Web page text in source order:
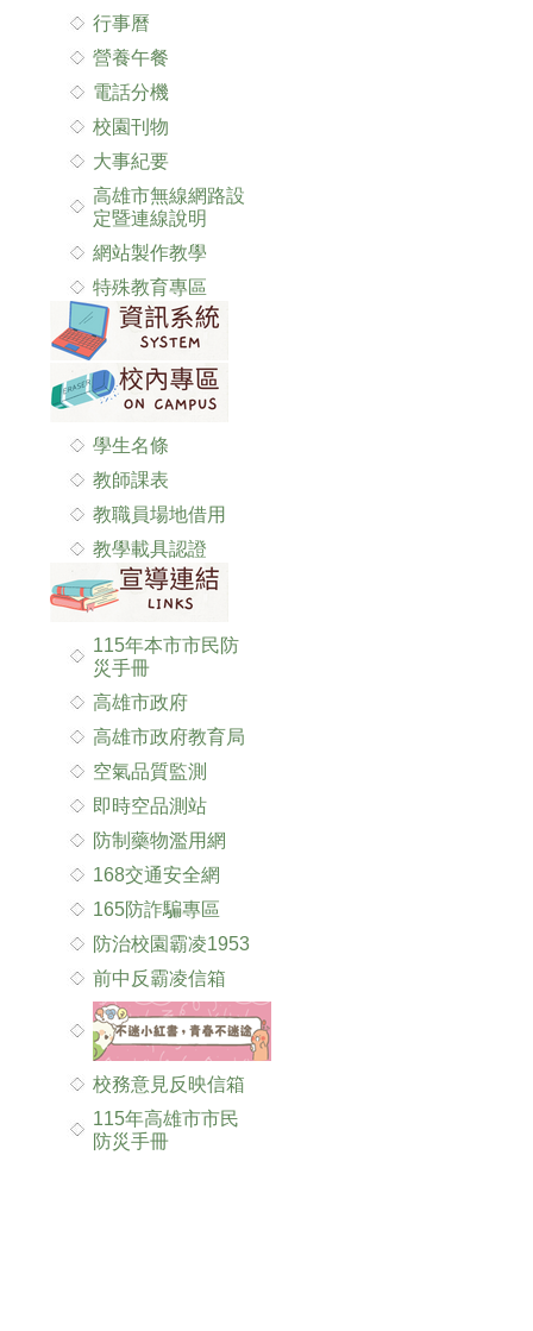
行事曆
營養午餐
電話分機
校園刊物
大事紀要
高雄市無線網路設
定暨連線說明
網站製作教學
特殊教育專區
學生名條
教師課表
教職員場地借用
教學載具認證
115年本市市民防
災手冊
高雄市政府
高雄市政府教育局
空氣品質監測
即時空品測站
防制藥物濫用網
168交通安全網
165防詐騙專區
防治校園霸凌1953
前中反霸凌信箱
校務意見反映信箱
115年高雄市市民
防災手冊